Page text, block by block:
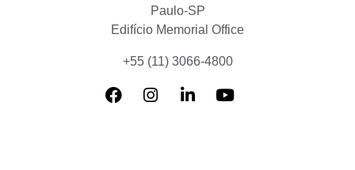
Paulo-SP
Edifício Memorial Office
+55 (11) 3066-4800